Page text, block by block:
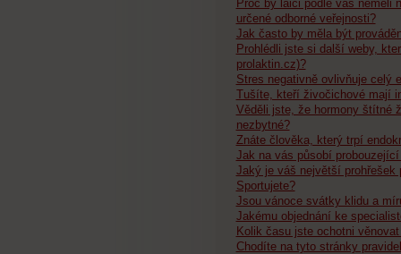
Proč by laici podle vás neměli
určené odborné veřejnosti?
Jak často by měla být
Prohlédli jste si další weby,
prolaktin.cz)?
Stres negativně ovlivňuje celý
Tušíte, kteří živočichové mají
Věděli jste, že hormony štítné
nezbytné?
Znáte člověka, který trpí
Jak na vás působí probouzející
Jaký je váš největší prohřešek
Sportujete?
Jsou vánoce svátky klidu a
Jakému objednání ke
Kolik času jste ochotni
Chodíte na tyto stránky